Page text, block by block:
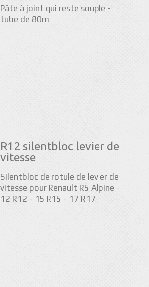
Pâte à joint qui reste souple -
tube de 80ml
R12 silentbloc levier de
vitesse
Silentbloc de rotule de levier de
vitesse pour Renault R5 Alpine -
12 R12 - 15 R15 - 17 R17